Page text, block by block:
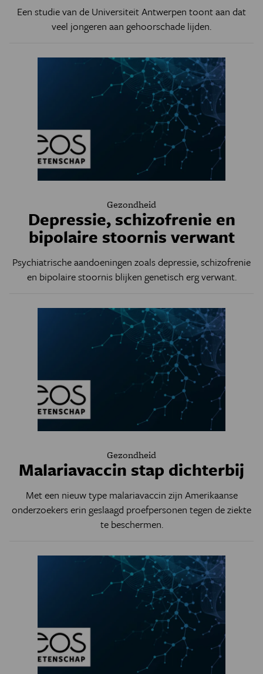
Een studie van de Universiteit Antwerpen toont aan dat
veel jongeren aan gehoorschade lijden.
Gezondheid
Depressie, schizofrenie en
bipolaire stoornis verwant
Psychiatrische aandoeningen zoals depressie, schizofrenie
en bipolaire stoornis blijken genetisch erg verwant.
Gezondheid
Malariavaccin stap dichterbij
Met een nieuw type malariavaccin zijn Amerikaanse
onderzoekers erin geslaagd proefpersonen tegen de ziekte
te beschermen.